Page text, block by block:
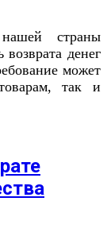
страны
возврата денег
может
так и